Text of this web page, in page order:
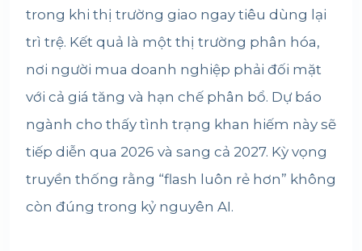
trong khi thị trường giao ngay tiêu dùng lại
trì trệ. Kết quả là một thị trường phân hóa,
nơi người mua doanh nghiệp phải đối mặt
với cả giá tăng và hạn chế phân bổ. Dự báo
ngành cho thấy tình trạng khan hiếm này sẽ
tiếp diễn qua 2026 và sang cả 2027. Kỳ vọng
truyền thống rằng “flash luôn rẻ hơn” không
còn đúng trong kỷ nguyên AI.